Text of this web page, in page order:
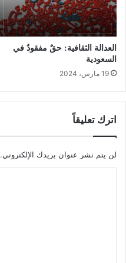
العدالة الثقافية: حقٌ مفقودٌ في
السعودية
19 مارس، 2024
اترك تعليقاً
لن يتم نشر عنوان بريدك الإلكتروني.